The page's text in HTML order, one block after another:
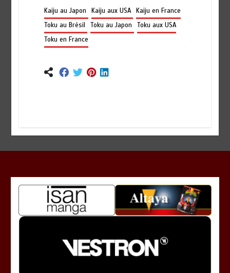
Kaiju au Japon Kaiju aux USA
Kaiju en France
Toku au Brésil
Toku au Japon
Toku aux USA
Toku en France